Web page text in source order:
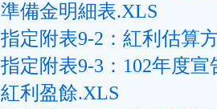
準備金明細表.XLS
指定附表9-2：紅利估算
指定附表9-3：102年度
紅利盈餘.XLS